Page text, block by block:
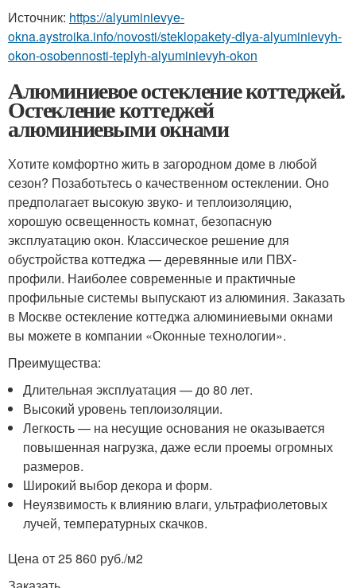
Источник: https://alyuminievye-
okna.aystroika.info/novosti/steklopakety-dlya-alyuminievyh-
okon-osobennosti-teplyh-alyuminievyh-okon
Алюминиевое остекление коттеджей.
Остекление коттеджей
алюминиевыми окнами
Хотите комфортно жить в загородном доме в любой
сезон? Позаботьтесь о качественном остеклении. Оно
предполагает высокую звуко- и теплоизоляцию,
хорошую освещенность комнат, безопасную
эксплуатацию окон. Классическое решение для
обустройства коттеджа — деревянные или ПВХ-
профили. Наиболее современные и практичные
профильные системы выпускают из алюминия. Заказать
в Москве остекление коттеджа алюминиевыми окнами
вы можете в компании «Оконные технологии».
Преимущества:
Длительная эксплуатация — до 80 лет.
Высокий уровень теплоизоляции.
Легкость — на несущие основания не оказывается
повышенная нагрузка, даже если проемы огромных
размеров.
Широкий выбор декора и форм.
Неуязвимость к влиянию влаги, ультрафиолетовых
лучей, температурных скачков.
Цена от 25 860 руб./м2